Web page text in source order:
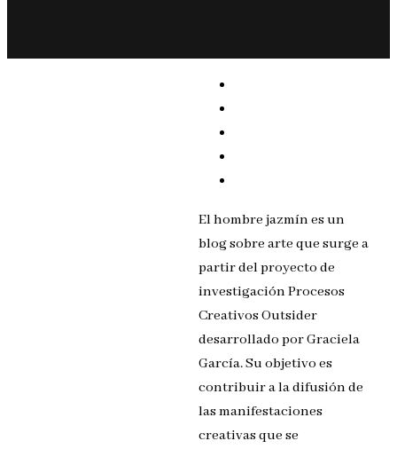
El hombre jazmín es un
blog sobre arte que surge a
partir del proyecto de
investigación Procesos
Creativos Outsider
desarrollado por Graciela
García. Su objetivo es
contribuir a la difusión de
las manifestaciones
creativas que se